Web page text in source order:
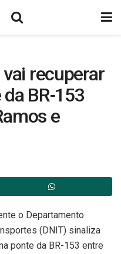
recuperar
BR-153
e
o Departamento
(DNIT) sinaliza
ponte da BR-153 entre